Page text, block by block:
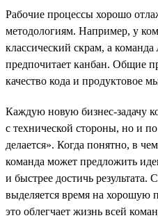
Рабочие процессы хорошо
методологиям. Например, у
классический скрам, а команда
предпочитает канбан. Общие
качество кода и продуктовое
Каждую новую бизнес-задачу
с технической стороны, но и
делается». Когда понятно, в
команда может предложить
и быстрее достичь результата.
выделяется время на хорошую
это облегчает жизнь всей